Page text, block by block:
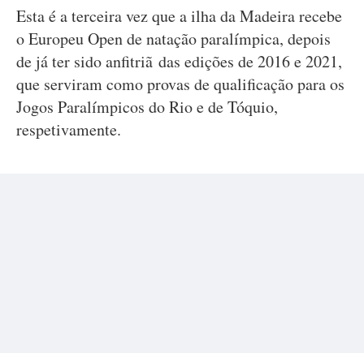
Esta é a terceira vez que a ilha da Madeira recebe
o Europeu Open de natação paralímpica, depois
de já ter sido anfitriã das edições de 2016 e 2021,
que serviram como provas de qualificação para os
Jogos Paralímpicos do Rio e de Tóquio,
respetivamente.